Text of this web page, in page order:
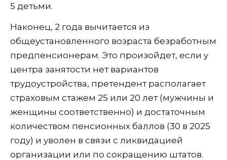
5 детьми.
Наконец, 2 года вычитается из
общеустановленного возраста безработным
предпенсионерам. Это произойдет, если у
центра занятости нет вариантов
трудоустройства, претендент располагает
страховым стажем 25 или 20 лет (мужчины и
женщины соответственно) и достаточным
количеством пенсионных баллов (30 в 2025
году) и уволен в связи с ликвидацией
организации или по сокращению штатов.